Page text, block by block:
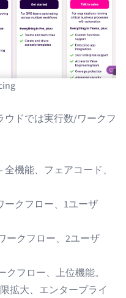
ウドでは実行数/ワークフ
全機能、フェアコード、
ークフロー、1ユーザ
ークフロー、2ユーザ
クフロー、上位機能。
拡大、エンタープライ